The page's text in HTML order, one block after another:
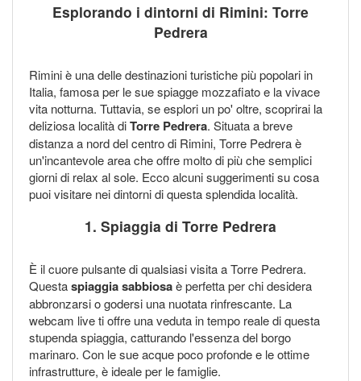
Esplorando i dintorni di Rimini: Torre
Pedrera
Rimini è una delle destinazioni turistiche più popolari in
Italia, famosa per le sue spiagge mozzafiato e la vivace
vita notturna. Tuttavia, se esplori un po' oltre, scoprirai la
deliziosa località diTorre Pedrera. Situata a breve
distanza a nord del centro di Rimini, Torre Pedrera è
un'incantevole area che offre molto di più che semplici
giorni di relax al sole. Ecco alcuni suggerimenti su cosa
puoi visitare nei dintorni di questa splendida località.
1. Spiaggia di Torre Pedrera
È il cuore pulsante di qualsiasi visita a Torre Pedrera.
Questaspiaggia sabbiosaè perfetta per chi desidera
abbronzarsi o godersi una nuotata rinfrescante. La
webcam live ti offre una veduta in tempo reale di questa
stupenda spiaggia, catturando l'essenza del borgo
marinaro. Con le sue acque poco profonde e le ottime
infrastrutture, è ideale per le famiglie.